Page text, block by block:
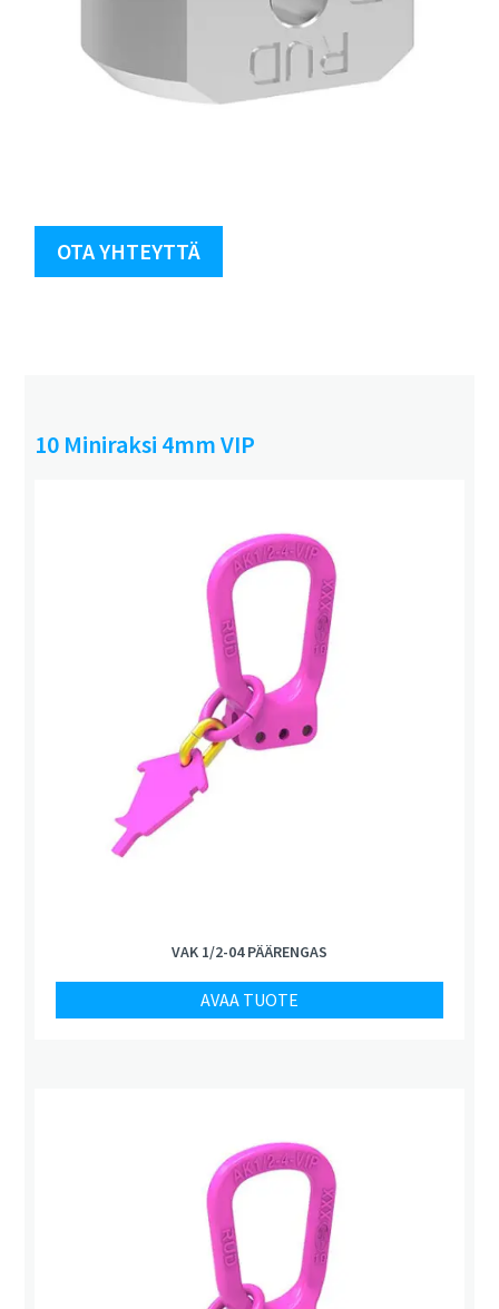
OTA YHTEYTTÄ
10 Miniraksi 4mm VIP
VAK 1/2-04 PÄÄRENGAS
AVAA TUOTE